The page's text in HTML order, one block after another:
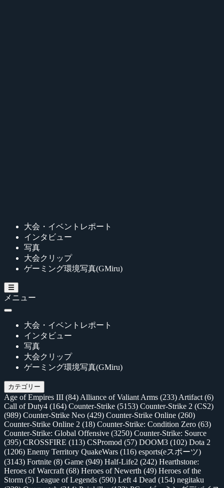
大会・イベントレポート
インタビュー
写真
大会クリップ
ゲーミング環境写真(GMiru)
メニュー
大会・イベントレポート
インタビュー
写真
大会クリップ
ゲーミング環境写真(GMiru)
カテゴリー
Age of Empires III (84) Alliance of Valiant Arms (233) Artifact (6)
Call of Duty4 (164) Counter-Strike (5153) Counter-Strike 2 (CS2)
(989) Counter-Strike Neo (429) Counter-Strike Online (260)
Counter-Strike Online 2 (18) Counter-Strike: Condition Zero (63)
Counter-Strike: Global Offensive (3250) Counter-Strike: Source
(395) CROSSFIRE (113) CSPromod (57) DOOM3 (102) Dota 2
(1206) Enemy Territory QuakeWars (116) esports(eスポーツ)
(3143) Fortnite (8) Game (949) Half-Life2 (242) Hearthstone:
Heroes of Warcraft (68) Heroes of Newerth (49) Heroes of the
Storm (5) League of Legends (590) Left 4 Dead (154) negitaku